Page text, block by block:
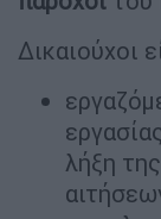
Δικαιούχοι
λήξη